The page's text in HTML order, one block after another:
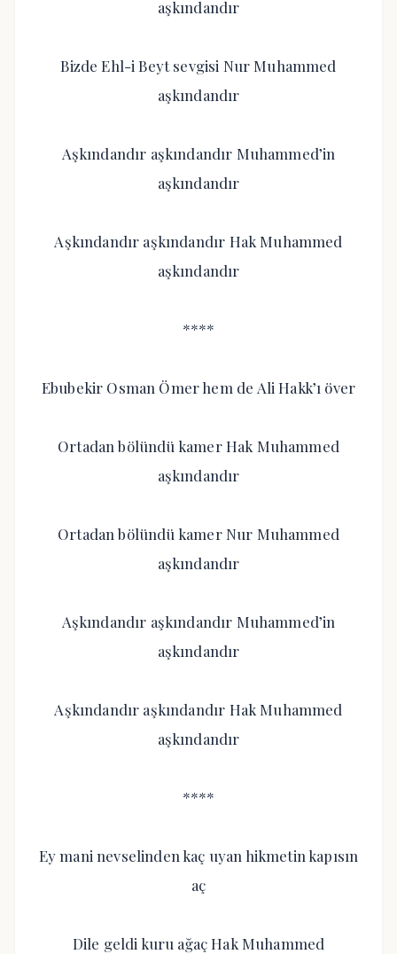
aşkındandır
Bizde Ehl-i Beyt sevgisi Nur Muhammed
aşkındandır
Aşkındandır aşkındandır Muhammed’in
aşkındandır
Aşkındandır aşkındandır Hak Muhammed
aşkındandır
****
Ebubekir Osman Ömer hem de Ali Hakk’ı över
Ortadan bölündü kamer Hak Muhammed
aşkındandır
Ortadan bölündü kamer Nur Muhammed
aşkındandır
Aşkındandır aşkındandır Muhammed’in
aşkındandır
Aşkındandır aşkındandır Hak Muhammed
aşkındandır
****
Ey mani nevselinden kaç uyan hikmetin kapısın
aç
Dile geldi kuru ağaç Hak Muhammed